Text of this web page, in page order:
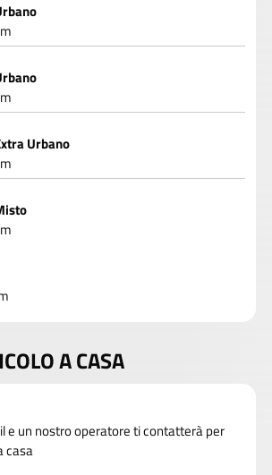
Urbano
A CASA
e un nostro operatore ti contatterà per
casa